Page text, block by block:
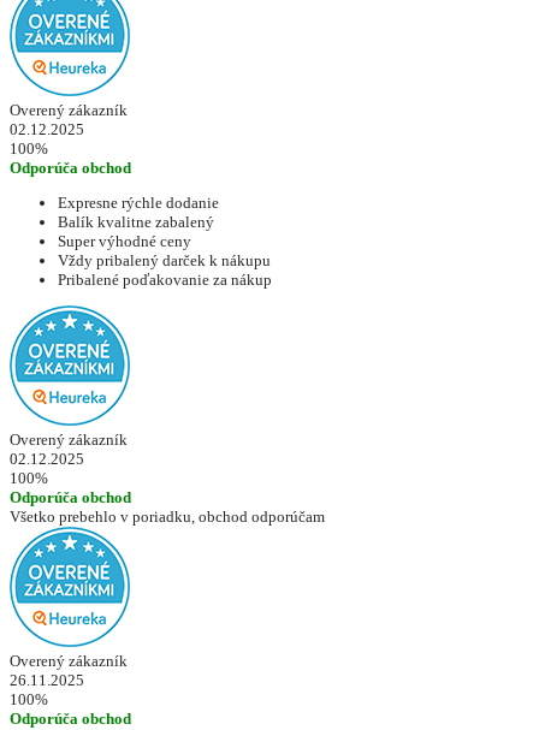
Overený zákazník
02.12.2025
100%
Odporúča obchod
Expresne rýchle dodanie
Balík kvalitne zabalený
Super výhodné ceny
Vždy pribalený darček k nákupu
Pribalené poďakovanie za nákup
Overený zákazník
02.12.2025
100%
Odporúča obchod
Všetko prebehlo v poriadku, obchod odporúčam
Overený zákazník
26.11.2025
100%
Odporúča obchod